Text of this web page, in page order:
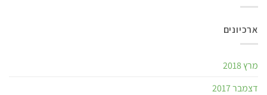
ארכיונים
מרץ 2018
דצמבר 2017